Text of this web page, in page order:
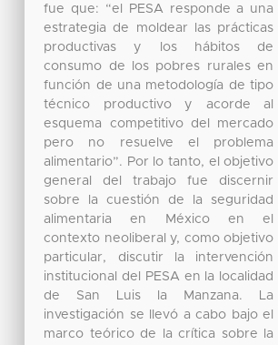
fue que: “el PESA responde a una
estrategia de moldear las prácticas
productivas y los hábitos de
consumo de los pobres rurales en
función de una metodología de tipo
técnico productivo y acorde al
esquema competitivo del mercado
pero no resuelve el problema
alimentario”. Por lo tanto, el objetivo
general del trabajo fue discernir
sobre la cuestión de la seguridad
alimentaria en México en el
contexto neoliberal y, como objetivo
particular, discutir la intervención
institucional del PESA en la localidad
de San Luis la Manzana. La
investigación se llevó a cabo bajo el
marco teórico de la crítica sobre la